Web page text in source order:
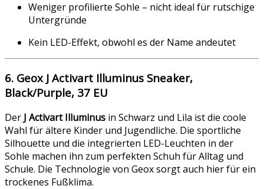
Weniger profilierte Sohle – nicht ideal für rutschige
Untergründe
Kein LED-Effekt, obwohl es der Name andeutet
6. Geox J Activart Illuminus Sneaker,
Black/Purple, 37 EU
Der J Activart Illuminus in Schwarz und Lila ist die coole
Wahl für ältere Kinder und Jugendliche. Die sportliche
Silhouette und die integrierten LED-Leuchten in der
Sohle machen ihn zum perfekten Schuh für Alltag und
Schule. Die Technologie von Geox sorgt auch hier für ein
trockenes Fußklima.